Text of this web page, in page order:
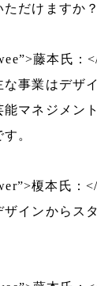
だけますか？
藤本氏：
事業はデザ
マネジメン
。
榎本氏：
インからス